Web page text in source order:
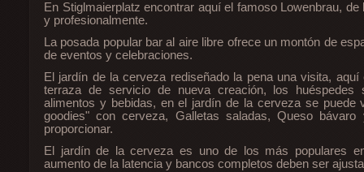
En Stiglmaierplatz encontrar aquí el famoso Lowenbrau, de
y profesionalmente.
La posada popular bar al aire libre ofrece un montón de
de eventos y celebraciones.
El jardín de la cerveza rediseñado la pena una visita, aquí
terraza de servicio de nueva creación, los
alimentos y bebidas, en el jardín de la cerveza se puede
goodies" con cerveza, Galletas saladas, Queso
proporcionar.
El jardín de la cerveza es uno de los más populares
aumento de la latencia y bancos completos deben ser